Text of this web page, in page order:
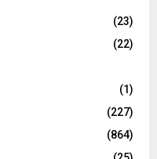
(23)
(22)
(1)
(227)
(864)